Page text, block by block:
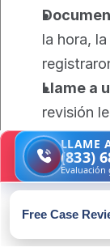
la hora,
Llame a
revisión
demora
Qué
las
Si los
LLAME
(833)
Evaluación